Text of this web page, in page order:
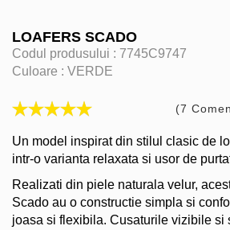
LOAFERS SCADO
Codul produsului : 7745C9747
Culoare : VERDE
(7
Un model inspirat din stilul clasic de
intr-o varianta relaxata si usor de
Realizati din piele naturala velur,
Scado au o constructie simpla si
joasa si flexibila. Cusaturile vizibile si